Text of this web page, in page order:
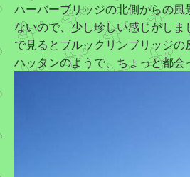
ハーバーブリッジの北側からの
ないので、少し珍しい感じがし
で見るとブルックリンブリッジの
ハッタンのようで、ちょっと都会